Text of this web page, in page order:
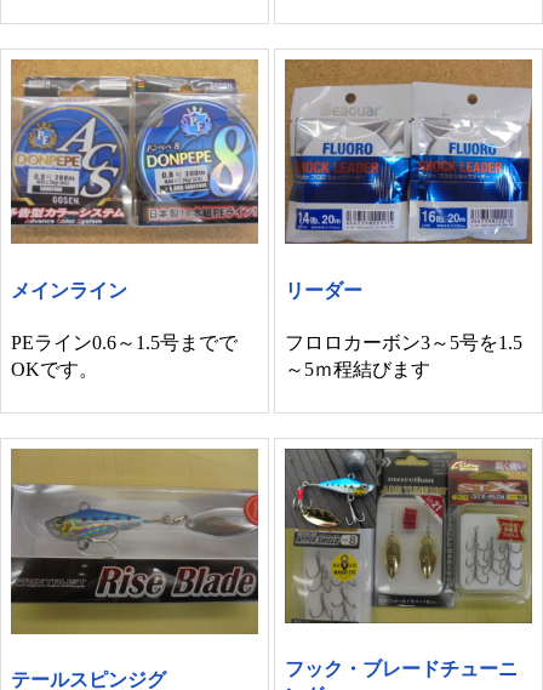
メインライン
PEライン0.6～1.5号までで
OKです。
リーダー
フロロカーボン3～5号を1.5
～5ｍ程結びます
テールスピンジグ
フック・ブレードチューニ